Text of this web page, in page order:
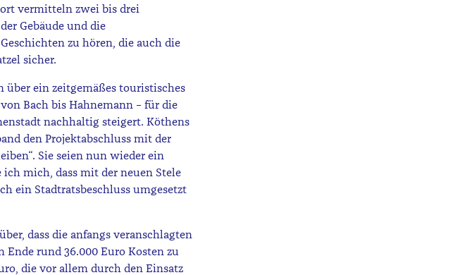
vermitteln zwei bis drei
Gebäude und die
zu hören, die auch die
sicher.
über ein zeitgemäßes touristisches
Bach bis Hahnemann – für die
nachhaltig steigert. Köthens
den Projektabschluss mit der
Sie seien nun wieder ein
ich mich, dass mit der neuen Stele
ein Stadtratsbeschluss umgesetzt
dass die anfangs veranschlagten
rund 36.000 Euro Kosten zu
die vor allem durch den Einsatz